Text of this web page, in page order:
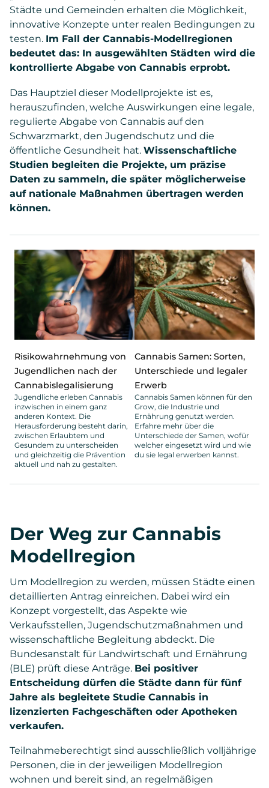
Städte und Gemeinden erhalten die Möglichkeit,
innovative Konzepte unter realen Bedingungen zu
testen. Im Fall der Cannabis-Modellregionen
bedeutet das: In ausgewählten Städten wird die
kontrollierte Abgabe von Cannabis erprobt.
Das Hauptziel dieser Modellprojekte ist es,
herauszufinden, welche Auswirkungen eine legale,
regulierte Abgabe von Cannabis auf den
Schwarzmarkt, den Jugendschutz und die
öffentliche Gesundheit hat. Wissenschaftliche
Studien begleiten die Projekte, um präzise
Daten zu sammeln, die später möglicherweise
auf nationale Maßnahmen übertragen werden
können.
Risikowahrnehmung von
Jugendlichen nach der
Cannabislegalisierung
Jugendliche erleben Cannabis
inzwischen in einem ganz
anderen Kontext. Die
Herausforderung besteht darin,
zwischen Erlaubtem und
Gesundem zu unterscheiden
und gleichzeitig die Prävention
aktuell und nah zu gestalten.
Cannabis Samen: Sorten,
Unterschiede und legaler
Erwerb
Cannabis Samen können für den
Grow, die Industrie und
Ernährung genutzt werden.
Erfahre mehr über die
Unterschiede der Samen, wofür
welcher eingesetzt wird und wie
du sie legal erwerben kannst.
Der Weg zur Cannabis
Modellregion
Um Modellregion zu werden, müssen Städte einen
detaillierten Antrag einreichen. Dabei wird ein
Konzept vorgestellt, das Aspekte wie
Verkaufsstellen, Jugendschutzmaßnahmen und
wissenschaftliche Begleitung abdeckt. Die
Bundesanstalt für Landwirtschaft und Ernährung
(BLE) prüft diese Anträge. Bei positiver
Entscheidung dürfen die Städte dann für fünf
Jahre als begleitete Studie Cannabis in
lizenzierten Fachgeschäften oder Apotheken
verkaufen.
Teilnahmeberechtigt sind ausschließlich volljährige
Personen, die in der jeweiligen Modellregion
wohnen und bereit sind, an regelmäßigen